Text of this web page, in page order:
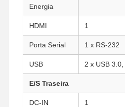
Controle De
Firewall Mini PC
Mini PC industrial
PC de Montagem em Rack 1U
Energia
HDMI 1
Porta Serial 1 x RS-232
USB 2 x USB
E/S Traseira
DC-IN 1